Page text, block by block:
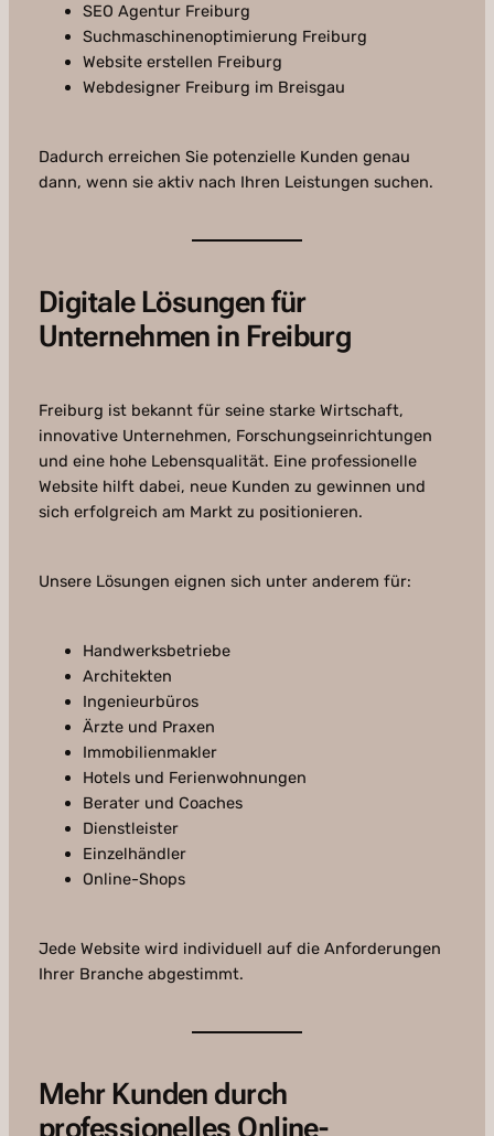
SEO Agentur Freiburg
Suchmaschinenoptimierung Freiburg
Website erstellen Freiburg
Webdesigner Freiburg im Breisgau
Dadurch erreichen Sie potenzielle Kunden genau
dann, wenn sie aktiv nach Ihren Leistungen suchen.
Digitale Lösungen für
Unternehmen in Freiburg
Freiburg ist bekannt für seine starke Wirtschaft,
innovative Unternehmen, Forschungseinrichtungen
und eine hohe Lebensqualität. Eine professionelle
Website hilft dabei, neue Kunden zu gewinnen und
sich erfolgreich am Markt zu positionieren.
Unsere Lösungen eignen sich unter anderem für:
Handwerksbetriebe
Architekten
Ingenieurbüros
Ärzte und Praxen
Immobilienmakler
Hotels und Ferienwohnungen
Berater und Coaches
Dienstleister
Einzelhändler
Online-Shops
Jede Website wird individuell auf die Anforderungen
Ihrer Branche abgestimmt.
Mehr Kunden durch
professionelles Online-